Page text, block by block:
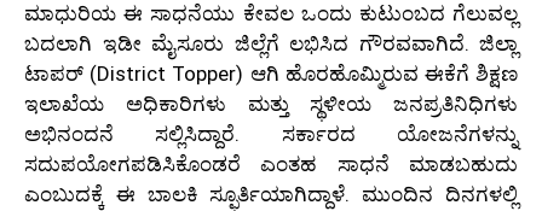
ಮಾಧುರಿಯ ಈ ಸಾಧನೆಯು ಕೇವಲ ಒಂದು ಕುಟುಂಬದ ಗೆಲುವಲ್ಲ
ಬದಲಾಗಿ ಇಡೀ ಮೈಸೂರು ಜಿಲ್ಲೆಗೆ ಲಭಿಸಿದ ಗೌರವವಾಗಿದೆ. ಜಿಲ್ಲಾ
ಟಾಪರ್ (District Topper) ಆಗಿ ಹೊರಹೊಮ್ಮಿರುವ ಈಕೆಗೆ ಶಿಕ್ಷಣ
ಇಲಾಖೆಯ ಅಧಿಕಾರಿಗಳು ಮತ್ತು ಸ್ಥಳೀಯ ಜನಪ್ರತಿನಿಧಿಗಳು
ಅಭಿನಂದನೆ ಸಲ್ಲಿಸಿದ್ದಾರೆ. ಸರ್ಕಾರದ ಯೋಜನೆಗಳನ್ನು
ಸದುಪಯೋಗಪಡಿಸಿಕೊಂಡರೆ ಎಂತಹ ಸಾಧನೆ ಮಾಡಬಹುದು
ಎಂಬುದಕ್ಕೆ ಈ ಬಾಲಕಿ ಸ್ಫೂರ್ತಿಯಾಗಿದ್ದಾಳೆ. ಮುಂದಿನ ದಿನಗಳಲ್ಲಿ